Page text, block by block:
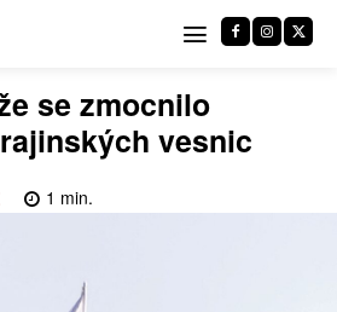
se zmocnilo
vesnic
1 min.